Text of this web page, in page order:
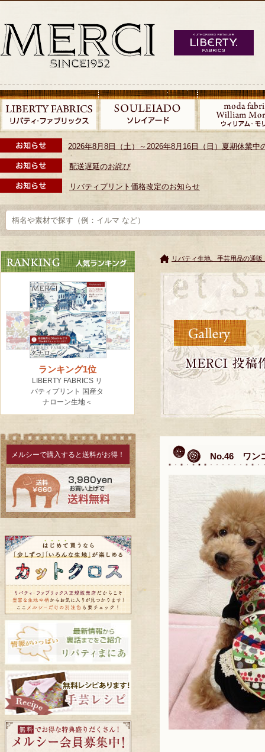
2026年8月8日（土）～2026年8月16日（日）夏期休業中
配送遅延のお詫び
リバティプリント価格改定のお知らせ
メルシーで購入すると送料がお得！
リバティ生地、手芸用品の通
No.46 ワン